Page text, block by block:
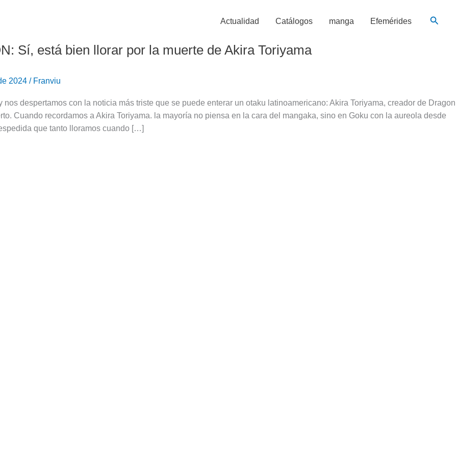
Actualidad Catálogos manga Efemérides
Sí, está bien llorar por la muerte de Akira Toriyama
2024 / Franviu
nos despertamos con la noticia más triste que se puede enterar un otaku latinoamericano: Akira Toriyama, creador de Dragon
Cuando recordamos a Akira Toriyama. la mayoría no piensa en la cara del mangaka, sino en Goku con la aureola desde
que tanto lloramos cuando […]